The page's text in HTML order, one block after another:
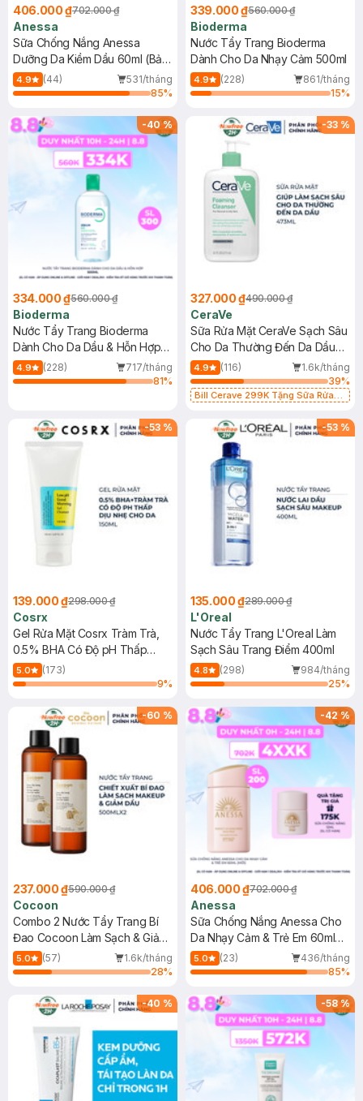
406.000 ₫702.000 ₫
Anessa
Sữa Chống Nắng Anessa
Dưỡng Da Kiềm Dầu 60ml (Bản
Mới)
4.9 (44)
531/tháng
85%
339.000 ₫560.000 ₫
Bioderma
Nước Tẩy Trang Bioderma
Dành Cho Da Nhạy Cảm 500ml
4.9 (228)
861/tháng
15%
-40%
334.000 ₫560.000 ₫
Bioderma
Nước Tẩy Trang Bioderma
Dành Cho Da Dầu & Hỗn Hợp
500ml
4.9 (228)
717/tháng
81%
-33 %
327.000 ₫490.000 ₫
CeraVe
Sữa Rửa Mặt CeraVe Sạch Sâu
Cho Da Thường Đến Da Dầu
473ml
4.9 (116)
1.6k/tháng
39%
Bill Cerave 299K Tặng Sữa Rửa
-53 %
139.000 ₫298.000 ₫
Cosrx
Gel Rửa Mặt Cosrx Tràm Trà,
0.5% BHA Có Độ pH Thấp
150ml
5.0
(173)
9%
-53 %
135.000 ₫289.000 ₫
L'Oreal
Nước Tẩy Trang L'Oreal Làm
Sạch Sâu Trang Điểm 400ml
4.8 (298)
984/tháng
25%
-60 %
237.000 ₫590.000 ₫
Cocoon
Combo 2 Nước Tẩy Trang Bí
Đao Cocoon Làm Sạch & Giảm
Dầu 500ml
5.0 (57)
1.6k/tháng
28%
-42%
406.000 ₫702.000 ₫
Anessa
Sữa Chống Nắng Anessa Cho
Da Nhạy Cảm & Trẻ Em 60ml
(Mới)
5.0 (23)
436/tháng
85%
-40 % -58%